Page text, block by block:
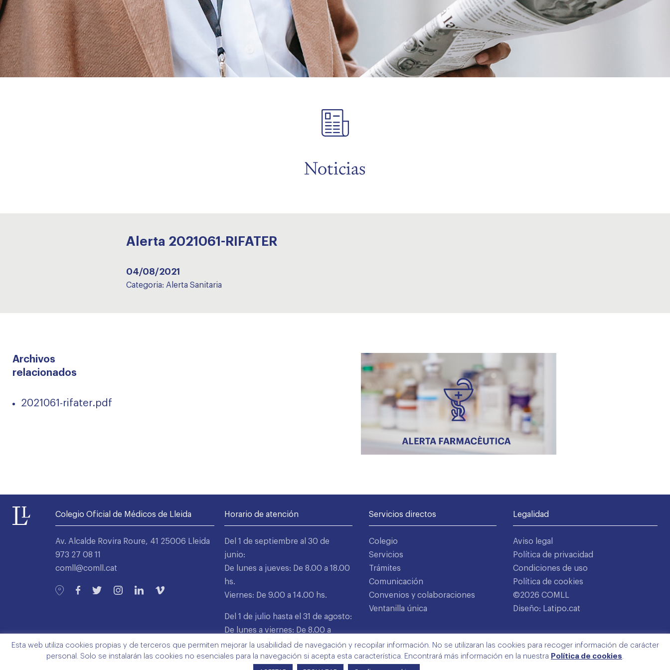
Noticias
Alerta 2021061-RIFATER
04/08/2021
Categoria: Alerta Sanitaria
Archivos
relacionados
2021061-rifater.pdf
Colegio Oficial de Médicos de Lleida
Av. Alcalde Rovira Roure, 41 25006 Lleida
973 27 08 11
comll@comll.cat
Horario de atención
Del 1 de septiembre al 30 de
junio:
De lunes a jueves: De 8.00 a 18.00
hs.
Viernes: De 9.00 a 14.00 hs.
Del 1 de julio hasta el 31 de agosto:
De lunes a viernes: De 8.00 a
15.00 hs.
Servicios directos
Colegio
Servicios
Trámites
Comunicación
Convenios y colaboraciones
Ventanilla única
Legalidad
Aviso legal
Política de privacidad
Condiciones de uso
Política de cookies
©2026 COMLL
Diseño: Latipo.cat
Esta web utiliza cookies propias y de terceros que permiten mejorar la usabilidad de navegación y recopilar información. No se utilizaran las cookies para recoger información de carácter
personal. Solo se instalarán las cookies no esenciales para la navegación si acepta esta característica. Encontrará más información en la nuestra Política de cookies.